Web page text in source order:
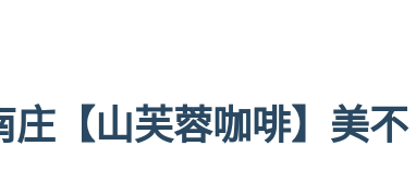
【山芙蓉咖啡】美不